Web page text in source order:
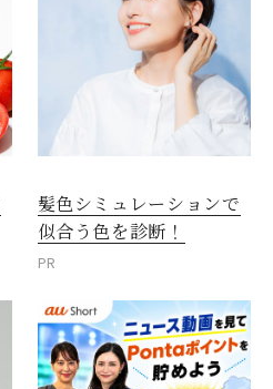
髪色シミュレーションで
似合う色を診断！
PR